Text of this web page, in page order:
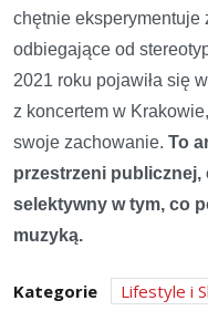
chętnie eksperymentuje
odbiegające od
2021 roku pojawiła się
z koncertem w
swoje zachowanie. To
przestrzeni publicznej,
selektywny w tym, co
muzyką.
Kategorie Lifestyle i